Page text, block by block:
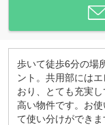
歩いて徒歩6分の場
ント。共用部には
おり、とても充実
高い物件です。お
て使い分けができ